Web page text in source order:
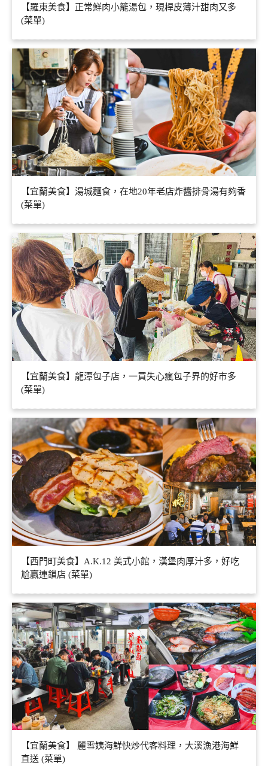
【羅東美食】正常鮮肉小籠湯包，現桿皮薄汁甜肉又多
(菜單)
【宜蘭美食】湯城麵食，在地20年老店炸醬排骨湯有夠香
(菜單)
【宜蘭美食】龍潭包子店，一買失心瘋包子界的好市多
(菜單)
【西門町美食】A.K.12 美式小館，漢堡肉厚汁多，好吃
尬贏連鎖店 (菜單)
【宜蘭美食】 麗雪姨海鮮快炒代客料理，大溪漁港海鮮
直送 (菜單)